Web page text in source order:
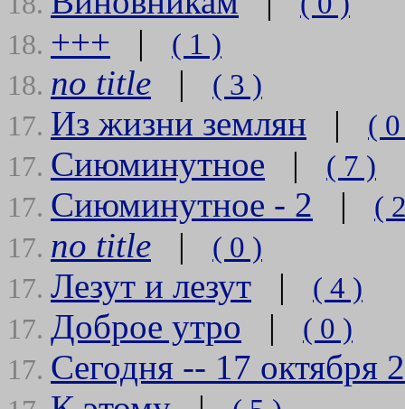
18. +++ | ( 1 )
18. no title | ( 3 )
17. Из жизни землян | (
17. Сиюминутное | ( 7 )
17. Сиюминутное - 2 | (
17. no title | ( 0 )
17. Лезут и лезут | ( 4 )
17. Доброе утро | ( 0 )
17. Сегодня -- 17 октября